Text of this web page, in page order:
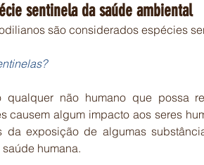
sentinela da saúde ambiental
são considerados espécies
não humano que possa
causem algum impacto aos seres
da exposição de algumas
humana.